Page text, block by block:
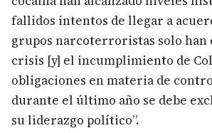
fallidos intentos de llegar a
grupos narcoterroristas solo han
crisis [y] el incumplimiento de
obligaciones en materia de
durante el último año se debe
su liderazgo político”.